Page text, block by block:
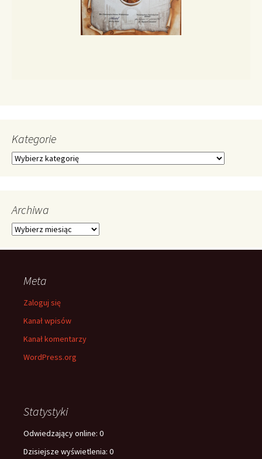
Kategorie
Kategorie
Archiwa
Archiwa
Meta
Zaloguj się
Kanał wpisów
Kanał komentarzy
WordPress.org
Statystyki
Odwiedzający online: 0
Dzisiejsze wyświetlenia: 0